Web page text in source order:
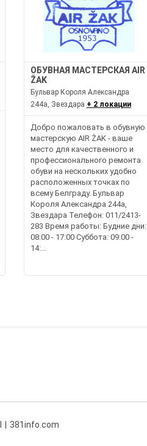
ОБУВНАЯ МАСТЕРСКАЯ AIR
ŽAK
Бульвар Короля Александра
244а, Звездара + 2 локации
Добро пожаловать в обувную
мастерскую AIR ŽAK - ваше
место для качественного и
профессионального ремонта
обуви на нескольких удобно
расположенных точках по
всему Белграду. Бульвар
Короля Александра 244а,
Звездара Телефон: 011/2413-
283 Время работы: Будние дни:
08:00 - 17:00 Суббота: 09:00 -
14:...
381info.com